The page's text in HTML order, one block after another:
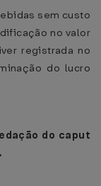
sem custo
no valor
registrada no
do lucro
do caput